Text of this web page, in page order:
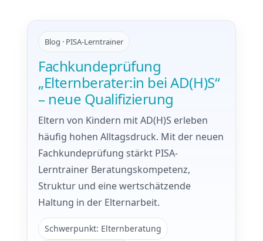
Blog · PISA-Lerntrainer
Fachkundeprüfung
„Elternberater:in bei AD(H)S“
– neue Qualifizierung
Eltern von Kindern mit AD(H)S erleben
häufig hohen Alltagsdruck. Mit der neuen
Fachkundeprüfung stärkt PISA-
Lerntrainer Beratungskompetenz,
Struktur und eine wertschätzende
Haltung in der Elternarbeit.
Schwerpunkt: Elternberatung